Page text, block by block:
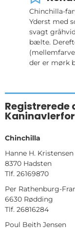
Chinchilla-
Yderst med
svagt
bælte.
der er mørk
Registrerede
Chinchilla
Hanne H. Kristensen
8370 Hadsten
Tlf. 26169870
Per Rathenburg-
6630 Rødding
Tlf. 26816284
Poul Beith Jensen